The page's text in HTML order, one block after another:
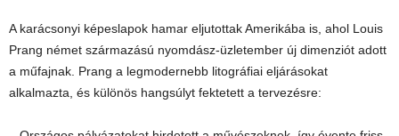
A karácsonyi képeslapok hamar eljutottak Amerikába is, ahol Louis
Prang német származású nyomdász-üzletember új dimenziót adott
a műfajnak. Prang a legmodernebb litográfiai eljárásokat
alkalmazta, és különös hangsúlyt fektetett a tervezésre: